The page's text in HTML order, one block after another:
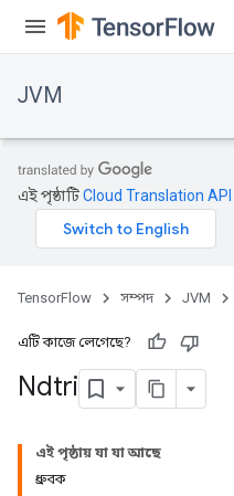
JVM
এই পৃষ্ঠাটিCloud Translation API
TensorFlow সম্পদ JVM
এটি কাজে লেগেছে?
Ndtri
এই পৃষ্ঠায় যা যা আছে
ধ্রুবক